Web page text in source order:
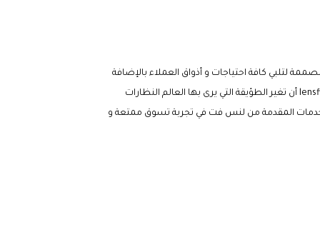
لتلبي كافة احتياجات و أذواق العملاء بالإضافة
أن تغير الطؤيقة التي يرى بها العالم النظارات
المقدمة من لنس فت في تجربة تسوق ممتعة و